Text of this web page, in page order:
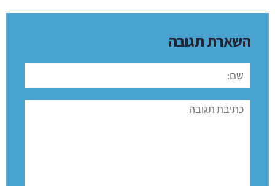
השארת תגובה
שם:
תגובה